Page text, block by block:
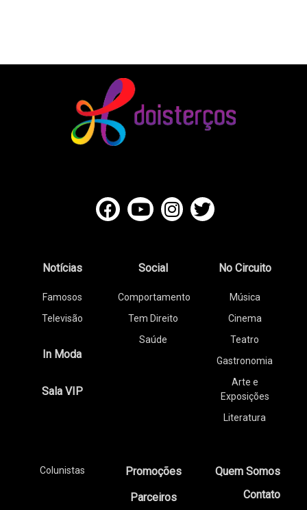
Notícias
Famosos
Televisão
In Moda
Sala VIP
Social
Comportamento
Tem Direito
Saúde
No Circuito
Música
Cinema
Teatro
Gastronomia
Arte e
Exposições
Literatura
Colunistas
Promoções
Parceiros
Quem Somos
Contato